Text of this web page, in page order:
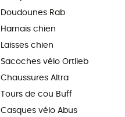
Doudounes Rab
Harnais chien
Laisses chien
Sacoches vélo Ortlieb
Chaussures Altra
Tours de cou Buff
Casques vélo Abus